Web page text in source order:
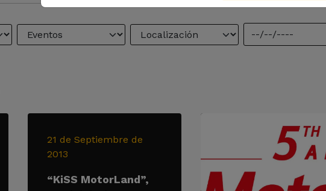
21 de Septiembre de
2013
“KiSS MotorLand”,